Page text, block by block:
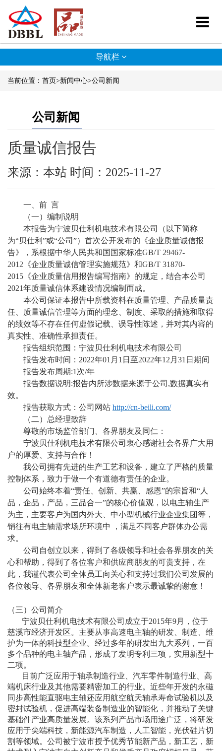
导航栏
当前位置： 首页>新闻中心>公司新闻
公司新闻
质量诚信报告
来源：本站 时间：2025-11-27
一、前 言
（一）编制说明
本报告为宁波贝仕利机电技术有限公司（以下简称
为“贝仕利”或“公司”）首次公开发布的《企业质量诚信报
告》，系根据中华人民共和国国家标准GB/T 29467-
2012 《企业质量诚信管理实施规范》和GB/T 31870-
2015《企业质量信用报告编写指南》的规定，结合本公司
2021年质量诚信体系建设情况编制而成。
本公司保证本报告中所载资料在质量管理、产品质量责
任、质量诚信管理等方面的理念、制度、采取的措施和取得
的绩效等不存在任何虚假记载、误导性陈述，并对其内容的
真实性、准确性承担责任。
报告组织范围：宁波贝仕利机电技术有限公司
报告发布时间： 2022年01 月 1 日至2022年12 月 31日期间
报告发布周期:1次/年
报告数据说明:报告内所涉数据来源于公司,数据真实有
效。
报告获取方式：公司网站 http://cn-beili.com/
（二）总经理致辞
尊敬的市场监管部门、各界朋友及同仁：
宁波贝仕利机电技术有限公司 衷心感谢社会各界广大用
户的厚爱、支持与合作！
我公司拥有先进的生产工艺和设备，建立了严格的质量
控制体系，致力于做一个有道德有责任的企业。
公司始终本着“责任、创新、共赢、感恩”的宗旨和“人
品，企品，产品，三品合一”的核心价值观，以电主轴生产
为主，主要客户为国内外大、中小型机械行业企业集团等，
销往有电主轴需求场所环境中 ，满足不同客户群体办公需
求。
公司自创立以来，得到了各级领导和社会各界朋友的关
心和帮助，得到了各位客户和供应商朋友的可贵支持，在
此，我谨代表公司全体员工向关心和支持过我们公司发展的
各位领导、各界朋友和全体新老客户表示最诚挚的谢意！
（三）公司简介
宁波贝仕利机电技术有限公司成立于2015年9月，位于
慈溪市经济开发区。主要从事高速电主轴的研发、制造、维
护为一体的科技型企业。经过多年的研发出九大系列，一百
多个品种的电主轴产品，形成了发明专利三项，实用新型十
二项。
目前广泛应用于轴承制造行业、汽车零件制造行业、高
端机床行业及其他需要精密加工的行业。近些年开发的永磁
同步高性能直驱电主轴还应用航空航天轴承寿命试验机以及
密封试验机，促进高端装备制造业的智能化，并推动了关键
基础件产业高质量发展。该系列产品市场用途广泛，将研发
应用于尖端科技，新能源汽车制造，人工智能，光伏硅片切
割等领域。公司被宁波市授予优秀节能新产品，新工艺，新